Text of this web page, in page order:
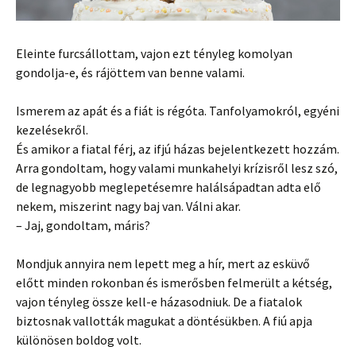
Eleinte furcsállottam, vajon ezt tényleg komolyan
gondolja-e, és rájöttem van benne valami.
Ismerem az apát és a fiát is régóta. Tanfolyamokról, egyéni
kezelésekről.
És amikor a fiatal férj, az ifjú házas bejelentkezett hozzám.
Arra gondoltam, hogy valami munkahelyi krízisről lesz szó,
de legnagyobb meglepetésemre halálsápadtan adta elő
nekem, miszerint nagy baj van. Válni akar.
– Jaj, gondoltam, máris?
Mondjuk annyira nem lepett meg a hír, mert az esküvő
előtt minden rokonban és ismerősben felmerült a kétség,
vajon tényleg össze kell-e házasodniuk. De a fiatalok
biztosnak vallották magukat a döntésükben. A fiú apja
különösen boldog volt.